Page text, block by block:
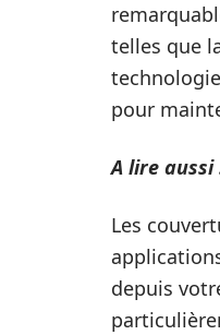
telles que
pour
A lire aussi
Les
depuis